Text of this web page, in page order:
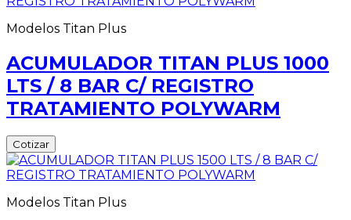
Modelos Titan Plus
ACUMULADOR TITAN PLUS 1000
LTS / 8 BAR C/ REGISTRO
TRATAMIENTO POLYWARM
Cotizar
Modelos Titan Plus